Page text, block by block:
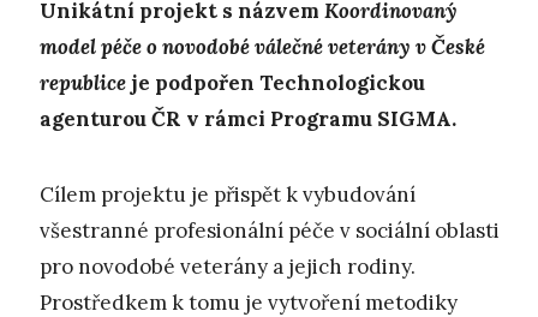
Unikátní projekt s názvem Koordinovaný
model péče o novodobé válečné veterány v České
republiceje podpořen Technologickou
agenturou ČR v rámci Programu SIGMA.
Cílem projektu je přispět k vybudování
všestranné profesionální péče v sociální oblasti
pro novodobé veterány a jejich rodiny.
Prostředkem k tomu je vytvoření metodiky